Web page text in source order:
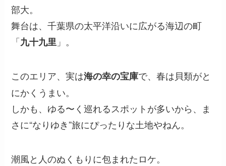
部大。
舞台は、千葉県の太平洋沿いに広がる海辺の町
「九十九里 」。
このエリア、実は海の幸の宝庫で、春は貝類がと
にかくうまい。
しかも、ゆる〜く巡れるスポットが多いから、ま
さに“なりゆき”旅にぴったりな土地やねん。
潮風と人のぬくもりに包まれたロケ。